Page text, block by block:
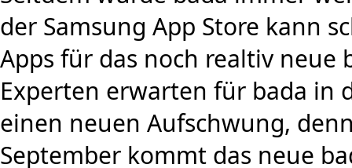
der Samsung App Store kann
Apps für das noch realtiv neue
Experten erwarten für bada in
einen neuen Aufschwung,
September kommt das neue